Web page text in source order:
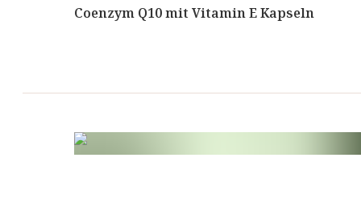
Coenzym Q10 mit Vitamin E Kapseln
Vitamin E), Reisextrakt, Vitamin B2
Allergene
Das Produkt enthält keine Allergene.